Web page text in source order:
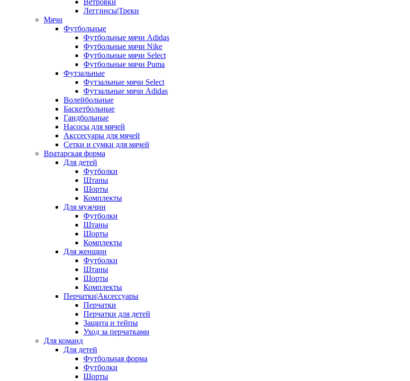
Ветровки
Леггинсы|Треки
Мячи
Футбольные
Футбольные мячи Adidas
Футбольные мячи Nike
Футбольные мячи Select
Футбольные мячи Puma
Футзальные
Футзальные мячи Select
Футзальные мячи Adidas
Волейбольные
Баскетбольные
Гандбольные
Насосы для мячей
Акссесуары для мячей
Сетки и сумки для мячей
Вратарская форма
Для детей
Футболки
Штаны
Шорты
Комплекты
Для мужчин
Футболки
Штаны
Шорты
Комплекты
Для женщин
Футболки
Штаны
Шорты
Комплекты
Перчатки|Аксессуары
Перчатки
Перчатки для детей
Защита и тейпы
Уход за перчатками
Для команд
Для детей
Футбольная форма
Футболки
Шорты